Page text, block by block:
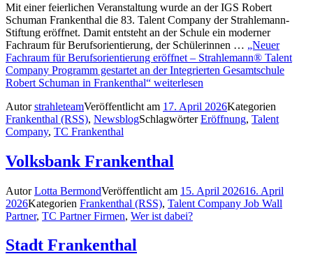
Mit einer feierlichen Veranstaltung wurde an der IGS Robert
Schuman Frankenthal die 83. Talent Company der Strahlemann-
Stiftung eröffnet. Damit entsteht an der Schule ein moderner
Fachraum für Berufsorientierung, der Schülerinnen … „Neuer
Fachraum für Berufsorientierung eröffnet – Strahlemann® Talent
Company Programm gestartet an der Integrierten Gesamtschule
Robert Schuman in Frankenthal“ weiterlesen
AutorstrahleteamVeröffentlicht am 17. April 2026Kategorien
Frankenthal (RSS), NewsblogSchlagwörterEröffnung, Talent
Company, TC Frankenthal
Volksbank Frankenthal
AutorLotta BermondVeröffentlicht am 15. April 202616. April
2026Kategorien Frankenthal (RSS), Talent Company Job Wall
Partner, TC Partner Firmen, Wer ist dabei?
Stadt Frankenthal